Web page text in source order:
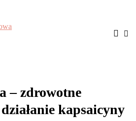
– zdrowotne
kapsaicyny